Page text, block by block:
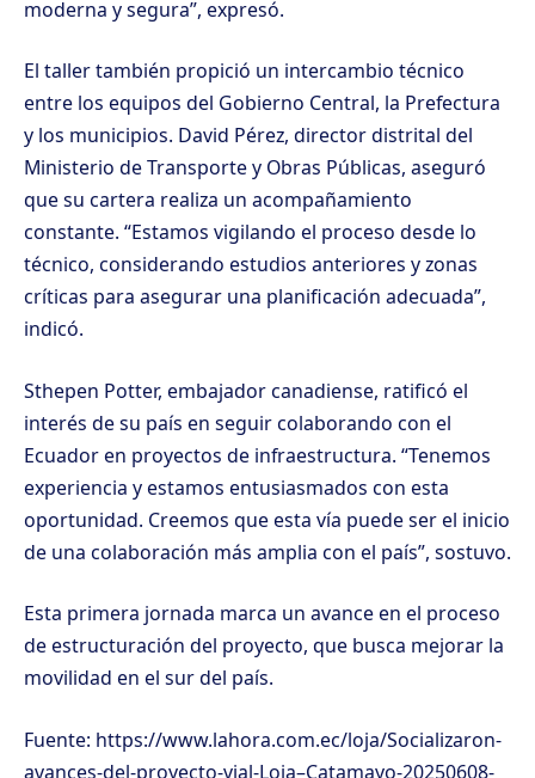
moderna y segura”, expresó.
El taller también propició un intercambio técnico
entre los equipos del Gobierno Central, la Prefectura
y los municipios. David Pérez, director distrital del
Ministerio de Transporte y Obras Públicas, aseguró
que su cartera realiza un acompañamiento
constante. “Estamos vigilando el proceso desde lo
técnico, considerando estudios anteriores y zonas
críticas para asegurar una planificación adecuada”,
indicó.
Sthepen Potter, embajador canadiense, ratificó el
interés de su país en seguir colaborando con el
Ecuador en proyectos de infraestructura. “Tenemos
experiencia y estamos entusiasmados con esta
oportunidad. Creemos que esta vía puede ser el inicio
de una colaboración más amplia con el país”, sostuvo.
Esta primera jornada marca un avance en el proceso
de estructuración del proyecto, que busca mejorar la
movilidad en el sur del país.
Fuente: https://www.lahora.com.ec/loja/Socializaron-
avances-del-proyecto-vial-Loja–Catamayo-20250608-